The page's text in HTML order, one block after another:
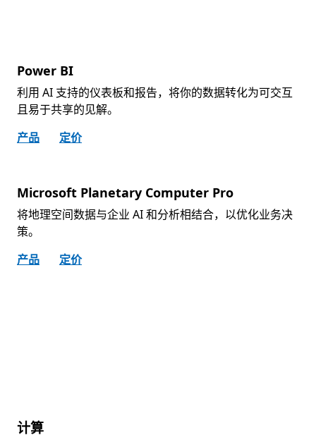
Power BI
利用 AI 支持的仪表板和报告，将你的数据转化为可交互
且易于共享的见解。
产品
定价
Microsoft Planetary Computer Pro
将地理空间数据与企业 AI 和分析相结合，以优化业务决
策。
产品
定价
计算